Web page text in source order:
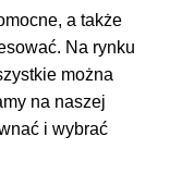
a także
Na rynku
można
na naszej
i wybrać